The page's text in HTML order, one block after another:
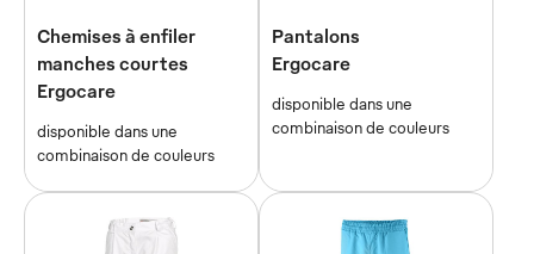
Chemises à enfiler
manches courtes
Ergocare
disponible dans une
combinaison de couleurs
Pantalons
Ergocare
disponible dans une
combinaison de couleurs